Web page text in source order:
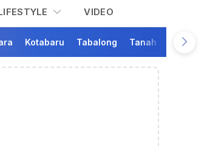
VIDEO
Kotabaru Tabalong Tanah Bumbu